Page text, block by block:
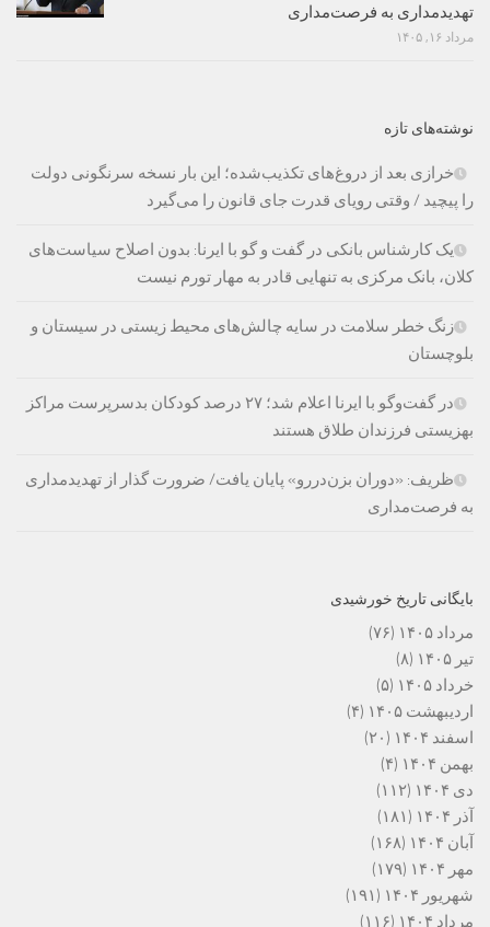
تهدیدمداری به فرصت‌مداری
مرداد ۱۶, ۱۴۰۵
نوشته‌های تازه
خرازی بعد از دروغ‌های تکذیب‌شده؛ این بار نسخه سرنگونی دولت
را پیچید / وقتی رویای قدرت جای قانون را می‌گیرد
یک کارشناس بانکی در گفت و گو با ایرنا: بدون اصلاح سیاست‌های
کلان، بانک مرکزی به تنهایی قادر به مهار تورم نیست
زنگ خطر سلامت در سایه چالش‌های محیط زیستی در سیستان و
بلوچستان
در گفت‌وگو با ایرنا اعلام شد؛ ۲۷ درصد کودکان بدسرپرست مراکز
بهزیستی فرزندان طلاق هستند
ظریف: «دوران بزن‌دررو» پایان یافت/ ضرورت گذار از تهدیدمداری
به فرصت‌مداری
بایگانی تاریخ خورشیدی
مرداد ۱۴۰۵
(۷۶)
تیر ۱۴۰۵
(۸)
خرداد ۱۴۰۵
(۵)
اردیبهشت ۱۴۰۵
(۴)
اسفند ۱۴۰۴
(۲۰)
بهمن ۱۴۰۴
(۴)
دی ۱۴۰۴
(۱۱۲)
آذر ۱۴۰۴
(۱۸۱)
آبان ۱۴۰۴
(۱۶۸)
مهر ۱۴۰۴
(۱۷۹)
شهریور ۱۴۰۴
(۱۹۱)
مرداد ۱۴۰۴
(۱۱۶)